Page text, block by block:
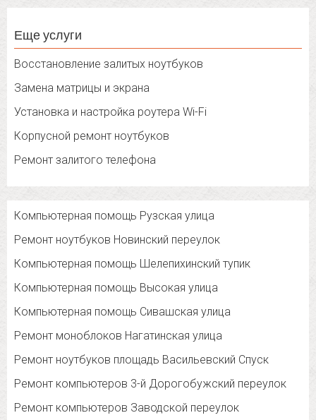
Еще услуги
Восстановление залитых ноутбуков
Замена матрицы и экрана
Установка и настройка роутера Wi-Fi
Корпусной ремонт ноутбуков
Ремонт залитого телефона
Компьютерная помощь Рузская улица
Ремонт ноутбуков Новинский переулок
Компьютерная помощь Шелепихинский тупик
Компьютерная помощь Высокая улица
Компьютерная помощь Сивашская улица
Ремонт моноблоков Нагатинская улица
Ремонт ноутбуков площадь Васильевский Спуск
Ремонт компьютеров 3-й Дорогобужский переулок
Ремонт компьютеров Заводской переулок